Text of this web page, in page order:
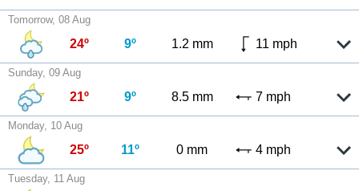
Tomorrow, 08 Aug
24º 9º 1.2 mm 11 mph
Sunday, 09 Aug
21º 9º 8.5 mm 7 mph
Monday, 10 Aug
25º 11º 0 mm 4 mph
Tuesday, 11 Aug